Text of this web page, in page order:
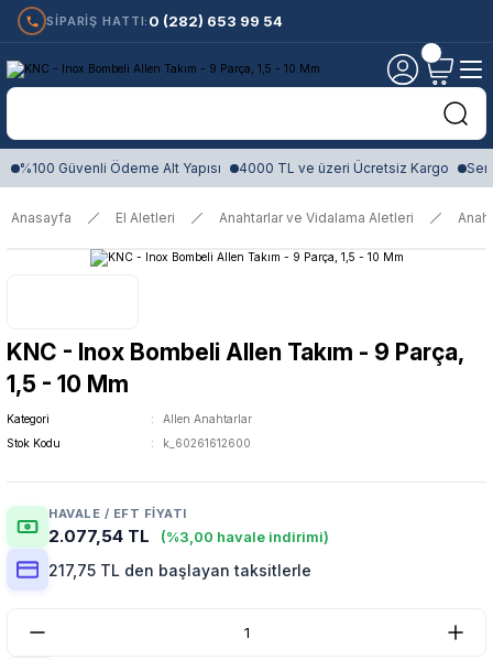
SİPARİŞ HATTI: 0 (282) 653 99 54
%100 Güvenli Ödeme Alt Yapısı 4000 TL ve üzeri Ücretsiz Kargo
Anasayfa El Aletleri Anahtarlar ve Vidalama Aletleri
KNC - Inox Bombeli Allen Takım - 9 Parça,
1,5 - 10 Mm
Kategori
Allen Anahtarlar
Stok Kodu
k_60261612600
HAVALE / EFT FIYATI
2.077,54 TL (%3,00 havale indirimi)
217,75 TL den başlayan taksitlerle